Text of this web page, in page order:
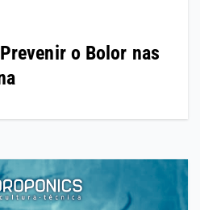
o Bolor nas